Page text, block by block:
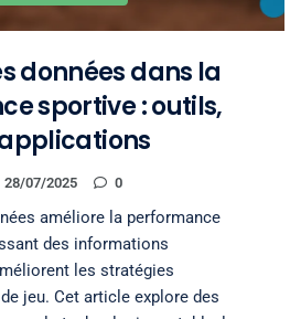
données dans la
sportive : outils,
28/07/2025 0
améliore la performance
des informations
les stratégies
jeu. Cet article explore des